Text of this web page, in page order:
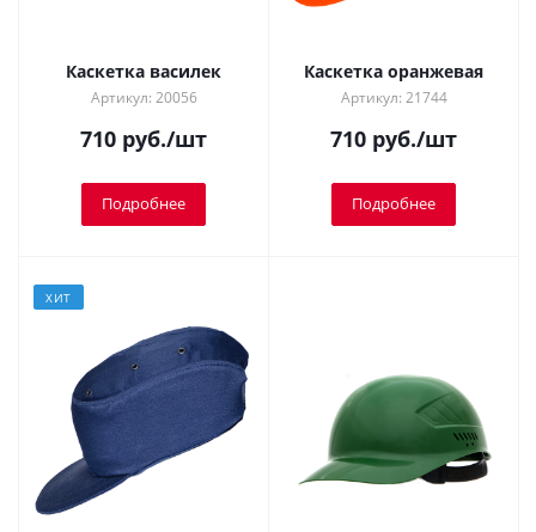
Каскетка василек
Артикул: 20056
710 руб./шт
Подробнее
Каскетка оранжевая
Артикул: 21744
710 руб./шт
Подробнее
ХИТ